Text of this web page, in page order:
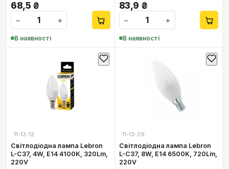
68,5 ₴
−
+
В наявності
83,9 ₴
−
+
В наявності
11-13-12
Світлодіодна лампа Lebron
L-C37, 4W, Е14 4100K, 320Lm,
220V
11-13-29
Світлодіодна лампа Lebron
L-C37, 8W, Е14 6500K, 720Lm,
220V